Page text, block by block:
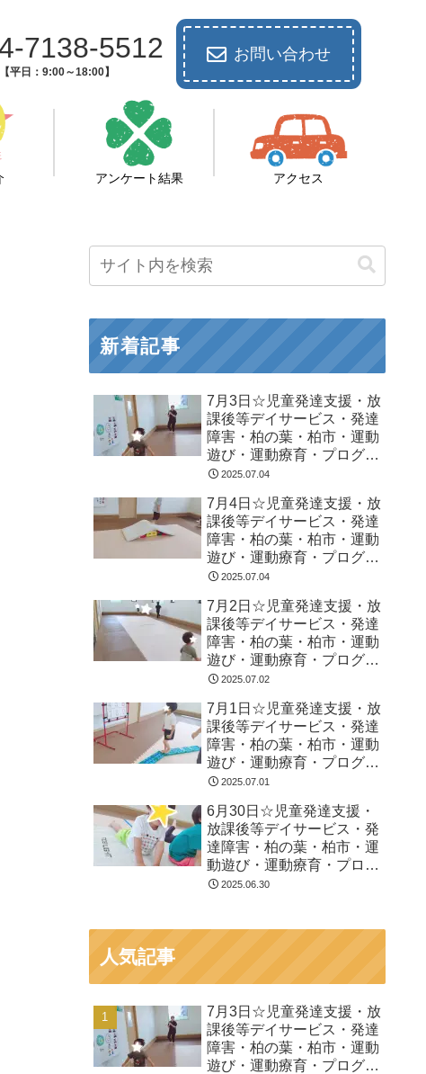
7138-5512
【平日：9:00～18:00】
お問い合わせ
アンケート結果 アクセス
新着記事
7月3日☆児童発達支援・放
課後等デイサービス・発達
障害・柏の葉・柏市・運動
遊び・運動療育・プログラ
ム・楽しい療育
2025.07.04
7月4日☆児童発達支援・放
課後等デイサービス・発達
障害・柏の葉・柏市・運動
遊び・運動療育・プログラ
ム・楽しい療育
2025.07.04
7月2日☆児童発達支援・放
課後等デイサービス・発達
障害・柏の葉・柏市・運動
遊び・運動療育・プログラ
ム・楽しい療育
2025.07.02
7月1日☆児童発達支援・放
課後等デイサービス・発達
障害・柏の葉・柏市・運動
遊び・運動療育・プログラ
ム・楽しい療育
2025.07.01
6月30日☆児童発達支援・
放課後等デイサービス・発
達障害・柏の葉・柏市・運
動遊び・運動療育・プログ
ラム・楽しい療育
2025.06.30
人気記事
7月3日☆児童発達支援・放
課後等デイサービス・発達
障害・柏の葉・柏市・運動
遊び・運動療育・プログラ